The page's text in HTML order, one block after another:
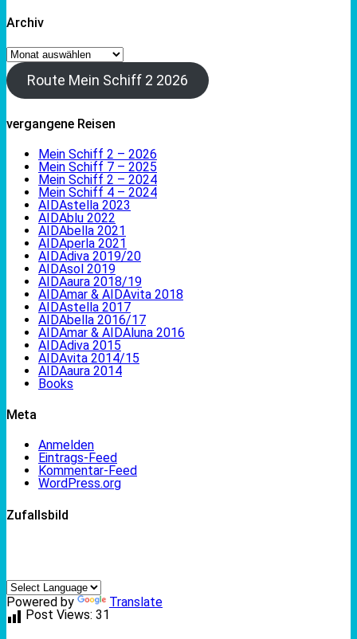
Archiv
Archiv
Route Mein Schiff 2 2026
vergangene Reisen
Mein Schiff 2 – 2026
Mein Schiff 7 – 2025
Mein Schiff 2 – 2024
Mein Schiff 4 – 2024
AIDAstella 2023
AIDAblu 2022
AIDAbella 2021
AIDAperla 2021
AIDAdiva 2019/20
AIDAsol 2019
AIDAaura 2018/19
AIDAmar & AIDAvita 2018
AIDAstella 2017
AIDAbella 2016/17
AIDAmar & AIDAluna 2016
AIDAdiva 2015
AIDAvita 2014/15
AIDAaura 2014
Books
Meta
Anmelden
Eintrags-Feed
Kommentar-Feed
WordPress.org
Zufallsbild
Powered by
Translate
Post Views: 31